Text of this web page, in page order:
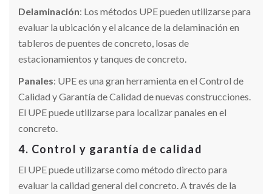
Delaminación: Los métodos UPE pueden utilizarse para
evaluar la ubicación y el alcance de la delaminación en
tableros de puentes de concreto, losas de
estacionamientos y tanques de concreto.
Panales: UPE es una gran herramienta en el Control de
Calidad y Garantía de Calidad de nuevas construcciones.
El UPE puede utilizarse para localizar panales en el
concreto.
4. Control y garantía de calidad
El UPE puede utilizarse como método directo para
evaluar la calidad general del concreto. A través de la